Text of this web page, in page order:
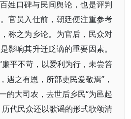
姓口碑与民间舆论，也是评判
官员入仕前，朝廷便注重参考
称之为乡论。为官后，民众对
影响其升迁贬谪的重要因素。
廉平不苛，以爱利为行，未尝笞
遇之有恩，所部吏民爱敬焉”，
的大司农，去世后乡民“为邑起
代民众还以歌谣的形式歌颂清